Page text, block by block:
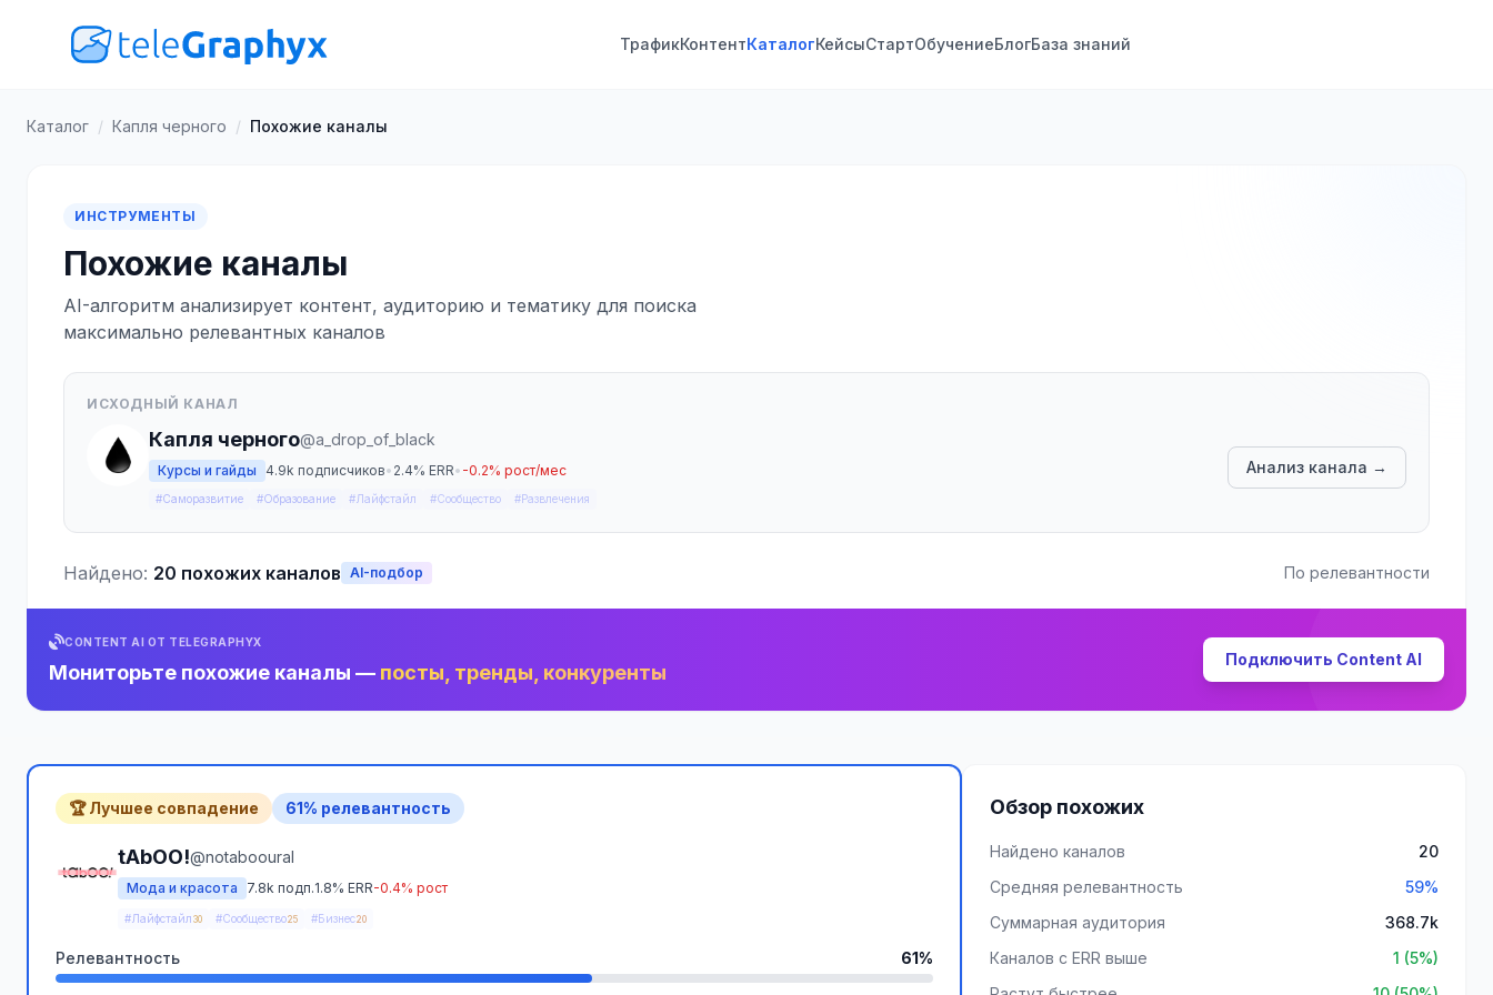
ТрафикКонтентКаталогКейсыСтартОбучениеБлогБаза знаний
Каталог / Капля черного / Похожие каналы
ИНСТРУМЕНТЫ
Похожие каналы
AI-алгоритм анализирует контент, аудиторию и тематику для поиска
максимально релевантных каналов
ИСХОДНЫЙ КАНАЛ
Капля черного@a_drop_of_black
Курсы и гайды 4.9k подписчиков• 2.4% ERR• -0.2% рост/мес
#Саморазвитие #Образование #Лайфстайл #Сообщество #Развлечения
Анализ канала →
Найдено: 20 похожих каналов AI-подбор По релевантности
CONTENT AI ОТ TELEGRAPHYX
Мониторьте похожие каналы — посты, тренды, конкуренты
Подключить Content AI
🏆 Лучшее совпадение 61% релевантность
tAbOO!@notabooural
Мода и красота 7.8k подп.1.8% ERR-0.4% рост
#Лайфстайл 30 #Сообщество25 #Бизнес20
Релевантность 61%
Обзор похожих
Найдено каналов
20
Средняя релевантность
59%
Суммарная аудитория
368.7k
Каналов с ERR выше
1 (5%)